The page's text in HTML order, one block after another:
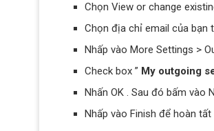
Chọn View or change
Chọn địa chỉ email của bạn
Nhấp vào More Settings >
Check box ” My outgoing
Nhấn OK . Sau đó bấm vào
Nhấp vào Finish để hoàn tất